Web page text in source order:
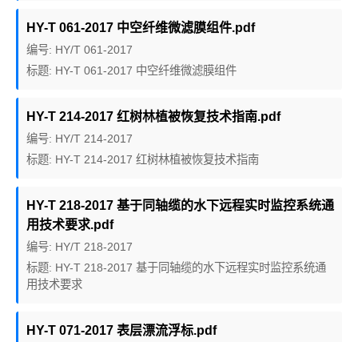
HY-T 061-2017 中空纤维微滤膜组件.pdf
编号: HY/T 061-2017
标题: HY-T 061-2017 中空纤维微滤膜组件
HY-T 214-2017 红树林植被恢复技术指南.pdf
编号: HY/T 214-2017
标题: HY-T 214-2017 红树林植被恢复技术指南
HY-T 218-2017 基于同轴缆的水下远程实时监控系统通
用技术要求.pdf
编号: HY/T 218-2017
标题: HY-T 218-2017 基于同轴缆的水下远程实时监控系统通
用技术要求
HY-T 071-2017 表层漂流浮标.pdf